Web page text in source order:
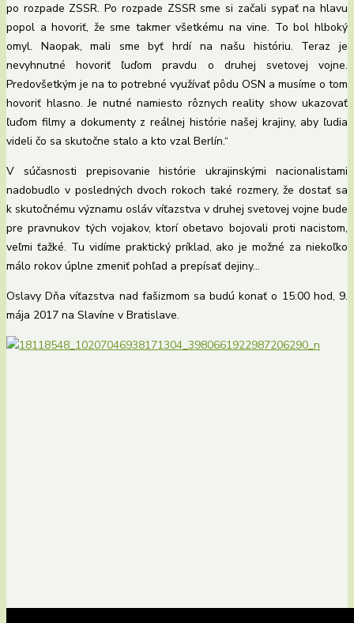
po rozpade ZSSR. Po rozpade ZSSR sme si začali sypať na hlavu
popol a hovoriť, že sme takmer všetkému na vine. To bol hlboký
omyl. Naopak, mali sme byť hrdí na našu históriu. Teraz je
nevyhnutné hovoriť ľuďom pravdu o druhej svetovej vojne.
Predovšetkým je na to potrebné využívať pôdu OSN a musíme o tom
hovoriť hlasno. Je nutné namiesto rôznych reality show ukazovať
ľuďom filmy a dokumenty z reálnej histórie našej krajiny, aby ľudia
videli čo sa skutočne stalo a kto vzal Berlín.“
V súčasnosti prepisovanie histórie ukrajinskými nacionalistami
nadobudlo v posledných dvoch rokoch také rozmery, že dostať sa
k skutočnému významu osláv víťazstva v druhej svetovej vojne bude
pre pravnukov tých vojakov, ktorí obetavo bojovali proti nacistom,
veľmi ťažké. Tu vidíme praktický príklad, ako je možné za niekoľko
málo rokov úplne zmeniť pohľad a prepísať dejiny…
Oslavy Dňa víťazstva nad fašizmom sa budú konať o 15:00 hod, 9.
mája 2017 na Slavíne v Bratislave.